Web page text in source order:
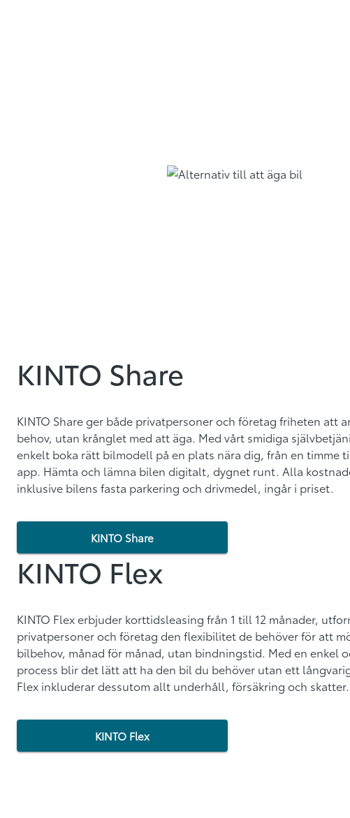
KINTO Share
KINTO Share ger både privatpersoner och företag friheten att
behov, utan krånglet med att äga. Med vårt smidiga
enkelt boka rätt bilmodell på en plats nära dig, från en timme
app. Hämta och lämna bilen digitalt, dygnet runt. Alla
inklusive bilens fasta parkering och drivmedel, ingår i priset.
KINTO Share
KINTO Flex
KINTO Flex erbjuder korttidsleasing från 1 till 12 månader,
privatpersoner och företag den flexibilitet de behöver för att
bilbehov, månad för månad, utan bindningstid. Med en enkel
process blir det lätt att ha den bil du behöver utan ett
Flex inkluderar dessutom allt underhåll, försäkring och skatter.
KINTO Flex